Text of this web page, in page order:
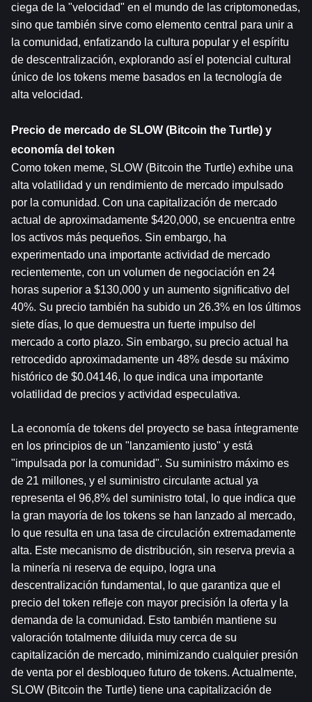
ciega de la "velocidad" en el mundo de las criptomonedas,
sino que también sirve como elemento central para unir a
la comunidad, enfatizando la cultura popular y el espíritu
de descentralización, explorando así el potencial cultural
único de los tokens meme basados ​​en la tecnología de
alta velocidad.
Precio de mercado de SLOW (Bitcoin the Turtle) y
economía del token
Como token meme, SLOW (Bitcoin the Turtle) exhibe una
alta volatilidad y un rendimiento de mercado impulsado
por la comunidad. Con una capitalización de mercado
actual de aproximadamente $420,000, se encuentra entre
los activos más pequeños. Sin embargo, ha
experimentado una importante actividad de mercado
recientemente, con un volumen de negociación en 24
horas superior a $130,000 y un aumento significativo del
40%. Su precio también ha subido un 26.3% en los últimos
siete días, lo que demuestra un fuerte impulso del
mercado a corto plazo. Sin embargo, su precio actual ha
retrocedido aproximadamente un 48% desde su máximo
histórico de $0.04146, lo que indica una importante
volatilidad de precios y actividad especulativa.
La economía de tokens del proyecto se basa íntegramente
en los principios de un "lanzamiento justo" y está
"impulsada por la comunidad". Su suministro máximo es
de 21 millones, y el suministro circulante actual ya
representa el 96,8% del suministro total, lo que indica que
la gran mayoría de los tokens se han lanzado al mercado,
lo que resulta en una tasa de circulación extremadamente
alta. Este mecanismo de distribución, sin reserva previa a
la minería ni reserva de equipo, logra una
descentralización fundamental, lo que garantiza que el
precio del token refleje con mayor precisión la oferta y la
demanda de la comunidad. Esto también mantiene su
valoración totalmente diluida muy cerca de su
capitalización de mercado, minimizando cualquier presión
de venta por el desbloqueo futuro de tokens. Actualmente,
SLOW (Bitcoin the Turtle) tiene una capitalización de